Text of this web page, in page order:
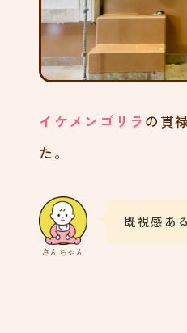
イケメンゴリラ の貫
た。
さんちゃん
既視感あ